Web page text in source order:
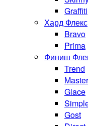
Graffiti
Хард Флекс
Bravo
Prima
Финиш
Trend
Master
Glace
Gost